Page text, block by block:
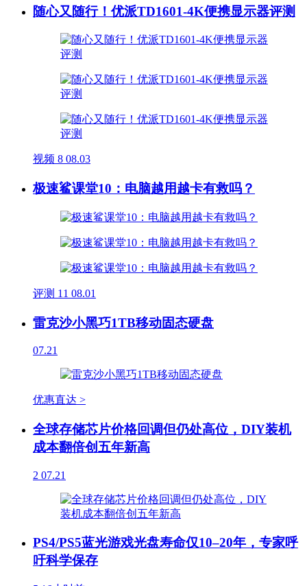
随心又随行！优派TD1601-4K便携显示器评测
视频 8 08.03
极速鲨课堂10：电脑越用越卡有救吗？
评测 11 08.01
雷克沙小黑巧1TB移动固态硬盘
07.21
优惠直达 >
全球存储芯片价格回调但仍处高位，DIY装机
成本翻倍创五年新高
2 07.21
PS4/PS5蓝光游戏光盘寿命仅10–20年，专家呼
吁科学保存